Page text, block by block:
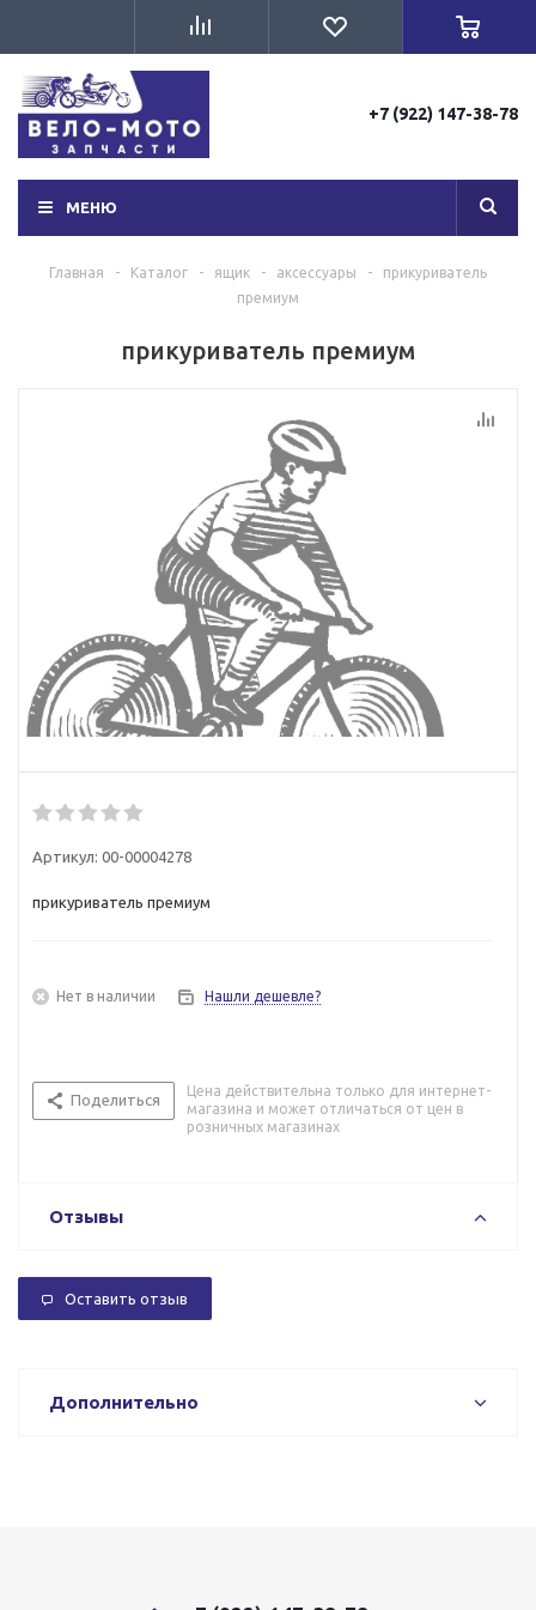
+7 (922) 147-38-78
МЕНЮ
Главная - Каталог - ящик - аксессуары -
прикуриватель
премиум
прикуриватель премиум
Артикул: 00-00004278
прикуриватель премиум
Нет в наличии Нашли дешевле?
Поделиться
Цена действительна только для интернет-
магазина и может отличаться от цен в
розничных магазинах
Отзывы
Оставить отзыв
Дополнительно